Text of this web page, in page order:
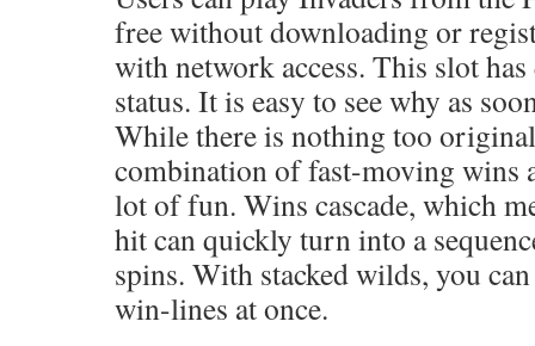
free without downloading or
with network access. This slot
status. It is easy to see why as
While there is nothing too
combination of fast-moving wins
lot of fun. Wins cascade, which
hit can quickly turn into a
spins. With stacked wilds, you
win-lines at once.